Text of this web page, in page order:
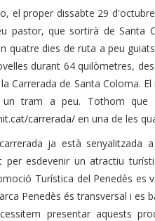
el proper dissabte 29
pastor, que sortirà de
quatre dies de ruta a peu
durant 64 quilòmetres,
Carrerada de Santa Coloma.
tram a peu. Tothom que
carrerada/ en una de les
ja està senyalitzada
per esdevenir un atractiu
Turística del Penedès
Penedès és transversal i es
presentar aquests